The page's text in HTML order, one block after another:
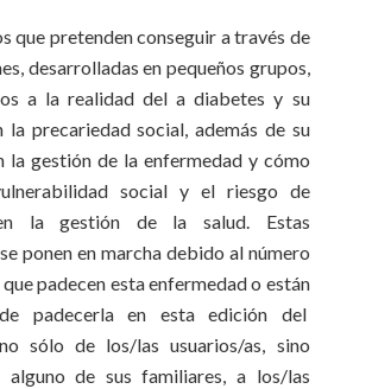
que pretenden conseguir a través de
desarrolladas en pequeños grupos,
a la realidad del a diabetes y su
la precariedad social, además de su
la gestión de la enfermedad y cómo
social y el riesgo de
la gestión de la salud. Estas
ponen en marcha debido al número
padecen esta enfermedad o están
padecerla en esta edición del
sólo de los/las usuarios/as, sino
alguno de sus familiares, a los/las